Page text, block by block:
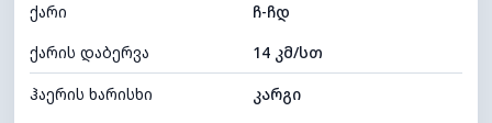
განათების ინდექსი 7 (ნათელი)
ღრუბლის სიმაღლე 7280 მ
ქარი
ჩ-ჩდ
ქარის დაბერვა
14 კმ/სთ
ჰაერის ხარისხი
კარგი